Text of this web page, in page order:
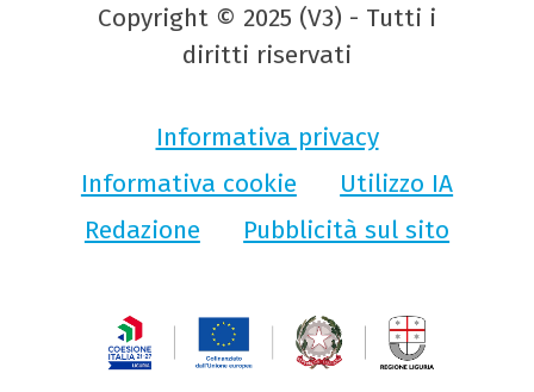
Copyright © 2025 (V3) - Tutti i
diritti riservati
Informativa privacy
Informativa cookie
Utilizzo IA
Redazione
Pubblicità sul sito